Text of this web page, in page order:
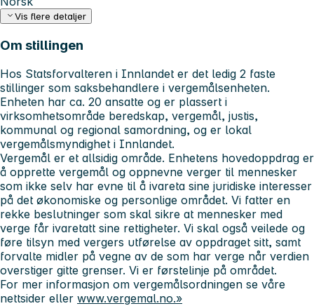
Vis flere detaljer
Om stillingen
Hos Statsforvalteren i Innlandet er det ledig 2 faste
stillinger som saksbehandlere i vergemålsenheten.
Enheten har ca. 20 ansatte og er plassert i
virksomhetsområde beredskap, vergemål, justis,
kommunal og regional samordning, og er lokal
vergemålsmyndighet i Innlandet.
Vergemål er et allsidig område. Enhetens hovedoppdrag er
å opprette vergemål og oppnevne verger til mennesker
som ikke selv har evne til å ivareta sine juridiske interesser
på det økonomiske og personlige området. Vi fatter en
rekke beslutninger som skal sikre at mennesker med
verge får ivaretatt sine rettigheter. Vi skal også veilede og
føre tilsyn med vergers utførelse av oppdraget sitt, samt
forvalte midler på vegne av de som har verge når verdien
overstiger gitte grenser. Vi er førstelinje på området.
For mer informasjon om vergemålsordningen se våre
nettsider eller www.vergemal.no.»